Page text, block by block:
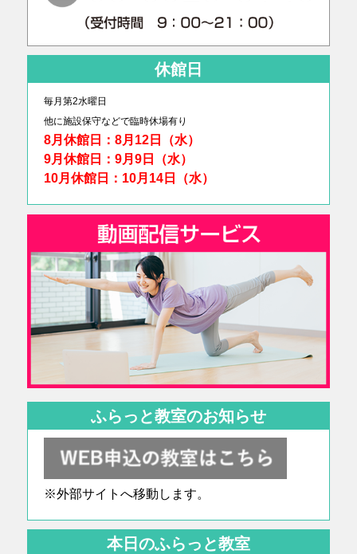
休館日
毎月第2水曜日
他に施設保守などで臨時休場有り
8月休館日：8月12日（水）
9月休館日：9月9日（水）
10月休館日：10月14日（水）
ふらっと教室のお知らせ
※外部サイトへ移動します。
本日のふらっと教室